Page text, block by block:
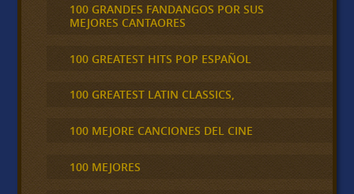
100 GRANDES FANDANGOS POR SUS
MEJORES CANTAORES
100 GREATEST HITS POP ESPAÑOL
100 GREATEST LATIN CLASSICS,
100 MEJORE CANCIONES DEL CINE
100 MEJORES